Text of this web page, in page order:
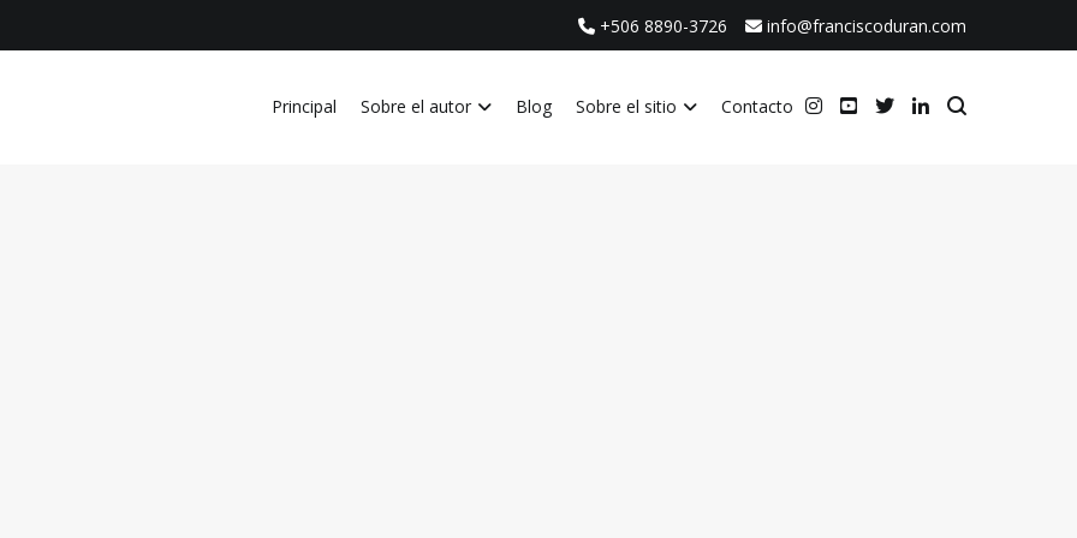
+506 8890-3726 info@franciscoduran.com
Principal Sobre el autor Blog Sobre el sitio Contacto